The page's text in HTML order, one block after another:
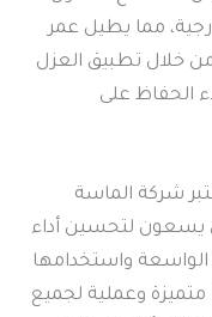
مما يطيل عمر
خلال تطبيق العزل
الحفاظ على
شركة الماسة
يسعون لتحسين أداء
واستخدامها
متميزة وعملية لجميع